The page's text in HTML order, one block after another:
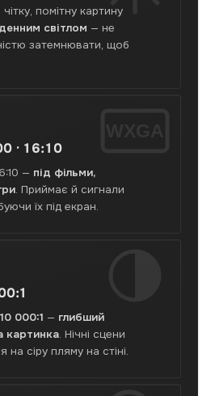
помітну картину
світлом — не
затемнювати, щоб
· 16:10
— під фільми,
. Приймає й сигнали
їх під екран.
10 000:1 — глибший
картинка. Нічні сцени
сіру пляму на стіні.